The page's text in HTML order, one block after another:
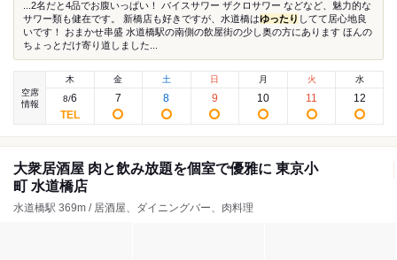
...2名だと4品でお腹いっぱい！ バイスサワー ザクロサワー などなど、魅力的な
サワー類も健在です。 新橋店も好きですが、水道橋はゆったり してて居心地良
いです！ おまかせ串盛 水道橋駅の南側の飲屋街の少し奥の方にあります ほんの
ちょっとだけ寄り道しました...
空席
情報
木
8/6
金
7
土
8
日
9
月
10
火
11
水
12
大衆居酒屋 肉と飲み放題を個室で優雅に 東京小
町 水道橋店
水道橋駅 369m / 居酒屋、ダイニングバー、肉料理